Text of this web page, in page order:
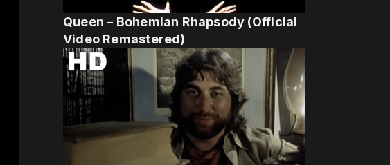
Queen – Bohemian Rhapsody (Official
Video Remastered)